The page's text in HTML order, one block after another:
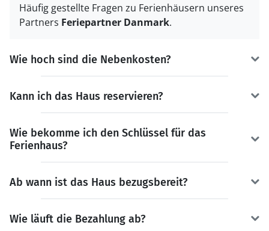
Häufig gestellte Fragen zu Ferienhäusern unseres
Partners Feriepartner Danmark.
Wie hoch sind die Nebenkosten?
Kann ich das Haus reservieren?
Wie bekomme ich den Schlüssel für das
Ferienhaus?
Ab wann ist das Haus bezugsbereit?
Wie läuft die Bezahlung ab?